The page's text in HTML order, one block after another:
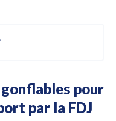
pour
par la FDJ